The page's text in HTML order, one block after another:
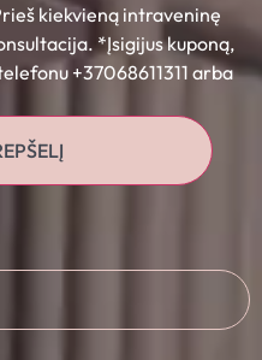
kiekvieną intraveninę
*Įsigijus kuponą,
+37068611311 arba